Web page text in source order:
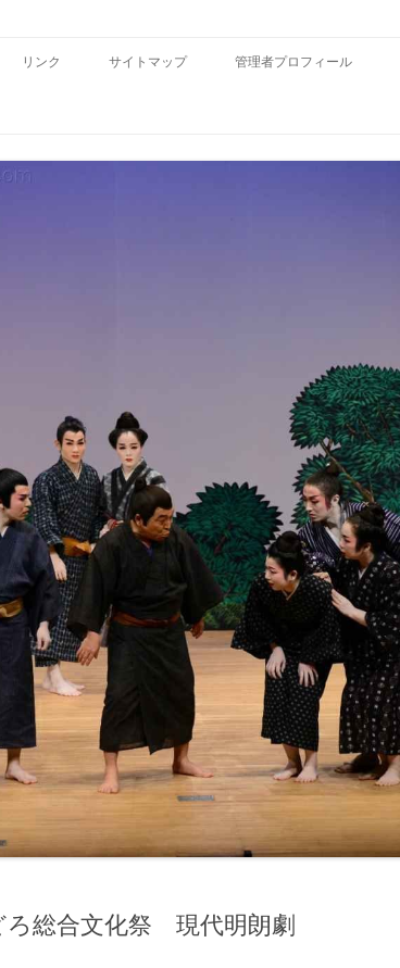
ン
ッ
リンク サイトマップ 管理者プロフィール
ろ総合文化祭 現代明朗劇